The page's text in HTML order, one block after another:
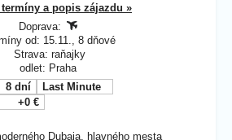
a popis zájazdu »
Doprava:
od: 15.11., 8 dňové
Strava: raňajky
odlet: Praha
8 dní
Last Minute
+0 €
Dubaja, hlavného mesta